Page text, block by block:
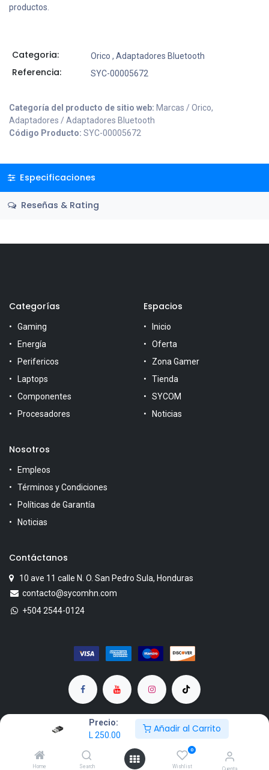
Precio:
L 250.00
Añadir al Carrito
Home Search
0
Wishlist Cuenta
productos.
Categoria: Orico , Adaptadores Bluetooth
Referencia: SYC-00005672
Categoría del producto de sitio web: Marcas / Orico,
Adaptadores / Adaptadores Bluetooth
Código Producto: SYC-00005672
Especificaciones
Reseñas & Rating
Categorías
Gaming
Energía
Perifericos
Laptops
Componentes
Procesadores
Espacios
Inicio
Oferta
Zona Gamer
Tienda
SYCOM
Noticias
Nosotros
Empleos
Términos y Condiciones
Políticas de Garantía
Noticias
Contáctanos
10 ave 11 calle N. O. San Pedro Sula, Honduras
contacto@sycomhn.com
+504 2544-0124
Powered by KenoCia